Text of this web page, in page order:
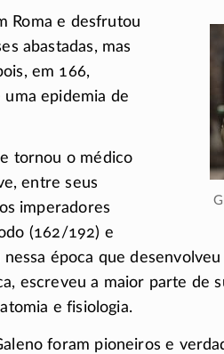
Roma e desfrutou
abastadas, mas
em 166,
epidemia de
tornou o médico
entre seus
imperadores
(162/192) e
nessa época que
escreveu a maior parte de
e fisiologia.
foram pioneiros e